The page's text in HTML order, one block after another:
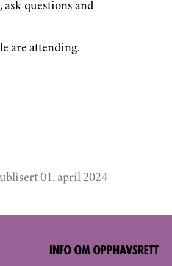
questions and
are attending.
01. april 2024
INFO OM OPPHAVSRETT